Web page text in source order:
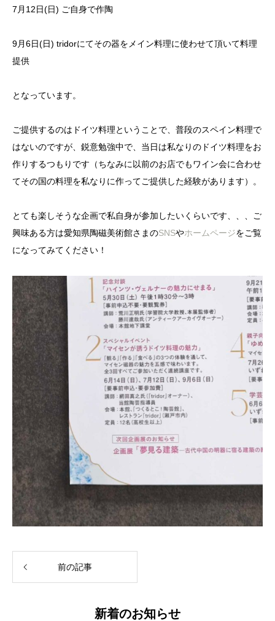
7月12日(日) ご自身で作陶
9月6日(日) tridorにてその器をメイン料理に使わせて頂いて料理
提供
となっています。
ご提供するのはドイツ料理ということで、普段のスペイン料理で
はないのですが、鋭意勉強中で、当日は私なりのドイツ料理をお
作りするつもりです（ちなみに以前のお店でもワイン会に合わせ
てその国の料理を私なりに作ってご提供した経験があります）。
とても楽しそうな企画で私自身が参加したいくらいです、、、ご
興味ある方は愛知県陶磁美術館さまのSNSやホームページをご覧
になってみてください！
前の記事
新着のお知らせ